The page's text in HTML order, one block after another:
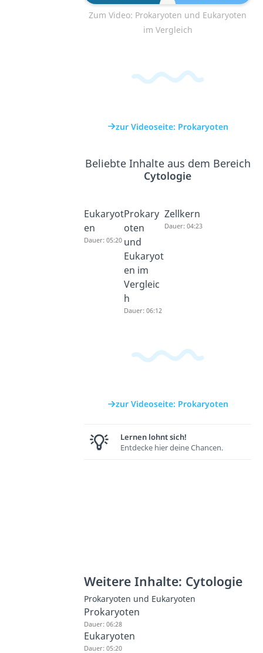
Zum Video: Prokaryoten und Eukaryoten
im Vergleich
zur Videoseite: Prokaryoten
Beliebte Inhalte aus dem Bereich
Cytologie
Eukaryot
en
Dauer: 05:20
Prokary
oten
und
Eukaryot
en im
Vergleic
h
Dauer: 06:12
Zellkern
Dauer: 04:23
zur Videoseite: Prokaryoten
Lernen lohnt sich!
Entdecke hier deine Chancen.
Weitere Inhalte: Cytologie
Prokaryoten und Eukaryoten
Prokaryoten
Dauer: 06:28
Eukaryoten
Dauer: 05:20